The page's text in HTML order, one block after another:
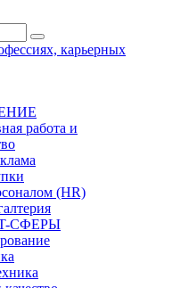
работа и
(HR)
СФЕРЫ